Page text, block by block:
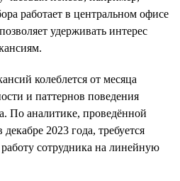
работает в центральном офисе
удерживать интерес
колеблется от месяца
и паттернов поведения
По аналитике, проведённой
2023 года, требуется
сотрудника на линейную